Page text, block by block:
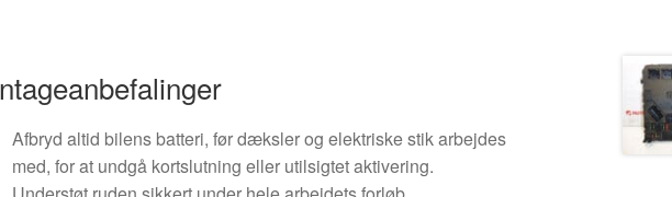
Afbryd altid bilens batteri, før dæksler og elektriske stik arbejdes
med, for at undgå kortslutning eller utilsigtet aktivering.